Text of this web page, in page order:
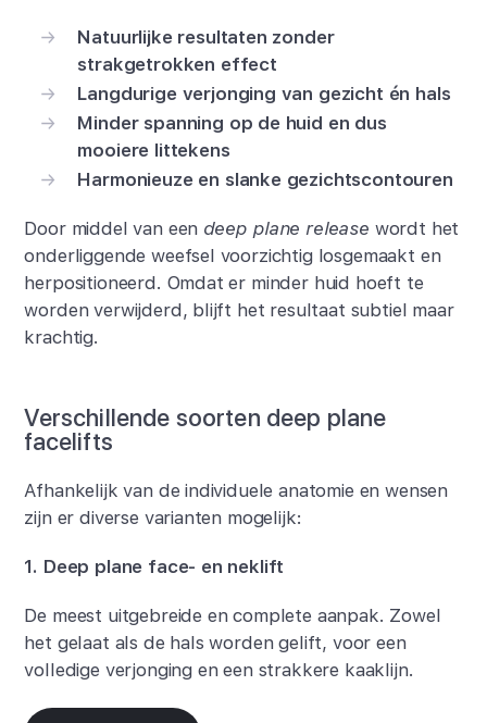
Natuurlijke resultaten zonder
strakgetrokken effect
Langdurige verjonging van gezicht én hals
Minder spanning op de huid en dus
mooiere littekens
Harmonieuze en slanke gezichtscontouren
Door middel van een deep plane release wordt het
onderliggende weefsel voorzichtig losgemaakt en
herpositioneerd. Omdat er minder huid hoeft te
worden verwijderd, blijft het resultaat subtiel maar
krachtig.
Verschillende soorten deep plane
facelifts
Afhankelijk van de individuele anatomie en wensen
zijn er diverse varianten mogelijk:
1. Deep plane face- en neklift
De meest uitgebreide en complete aanpak. Zowel
het gelaat als de hals worden gelift, voor een
volledige verjonging en een strakkere kaaklijn.